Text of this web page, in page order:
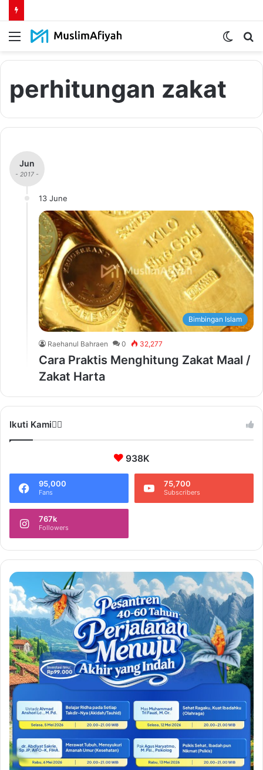
Menu
Switch
perhitungan zakat
Jun
- 2017 -
13 June
Bimbingan Islam
Raehanul Bahraen 0 32,277
Cara Praktis Menghitung Zakat Maal /
Zakat Harta
Ikuti Kami❤️‍🔥
938K
95,000
Fans
75,700
Subscribers
767k
Followers